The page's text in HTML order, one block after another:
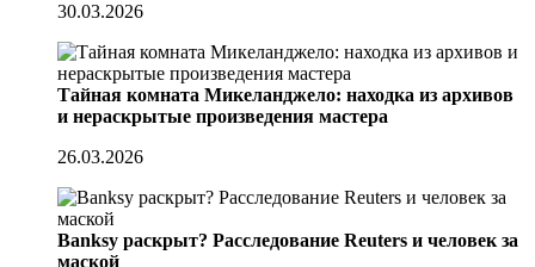
30.03.2026
Тайная комната Микеланджело: находка из архивов
и нераскрытые произведения мастера
26.03.2026
Banksy раскрыт? Расследование Reuters и человек за
маской